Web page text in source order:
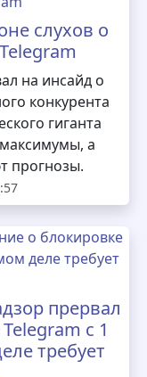
слухов о
на инсайд о
конкурента
гиганта
а
прогнозы.
прервал
с 1
требует